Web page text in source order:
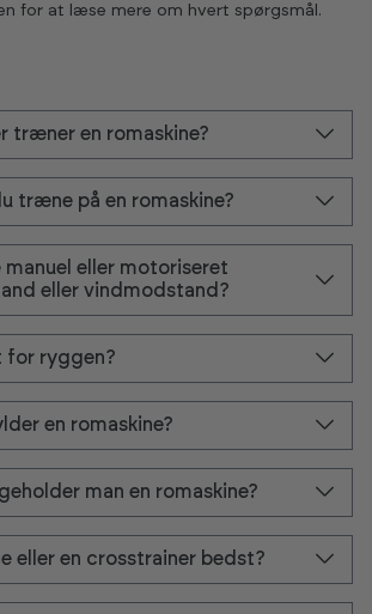
for at læse mere om hvert spørgsmål.
træner en romaskine?
træne på en romaskine?
eller motoriseret
eller vindmodstand?
for ryggen?
en romaskine?
man en romaskine?
eller en crosstrainer bedst?